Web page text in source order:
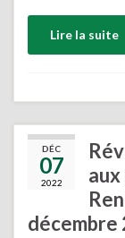
Lire la suite
DÉC
07
2022
décembre